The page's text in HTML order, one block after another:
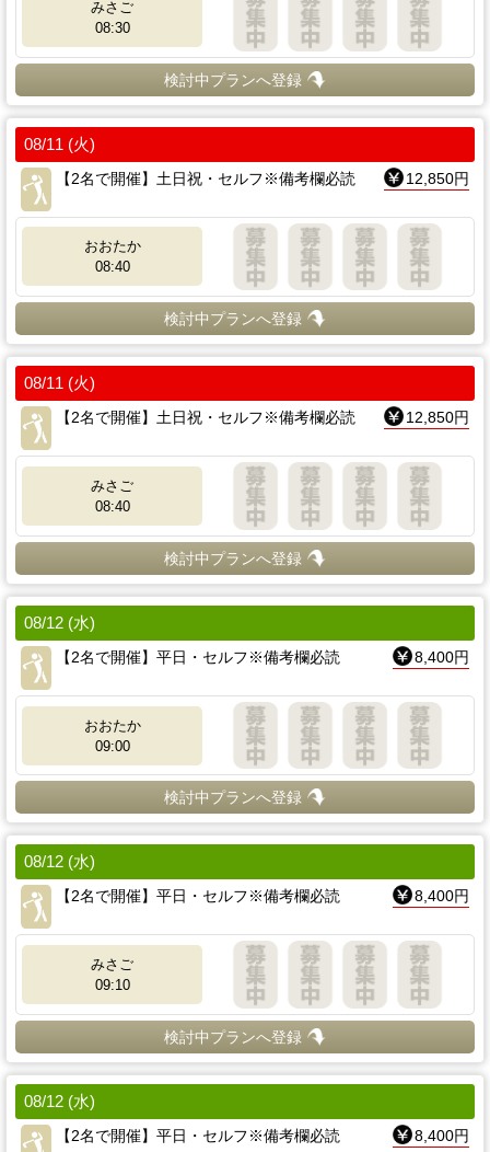
みさご
08:30
検討中プランへ登録
08/11 (火)
【2名で開催】土日祝・セルフ※備考欄必読
12,850円
おおたか
08:40
検討中プランへ登録
08/11 (火)
【2名で開催】土日祝・セルフ※備考欄必読
12,850円
みさご
08:40
検討中プランへ登録
08/12 (水)
【2名で開催】平日・セルフ※備考欄必読
8,400円
おおたか
09:00
検討中プランへ登録
08/12 (水)
【2名で開催】平日・セルフ※備考欄必読
8,400円
みさご
09:10
検討中プランへ登録
08/12 (水)
【2名で開催】平日・セルフ※備考欄必読
8,400円